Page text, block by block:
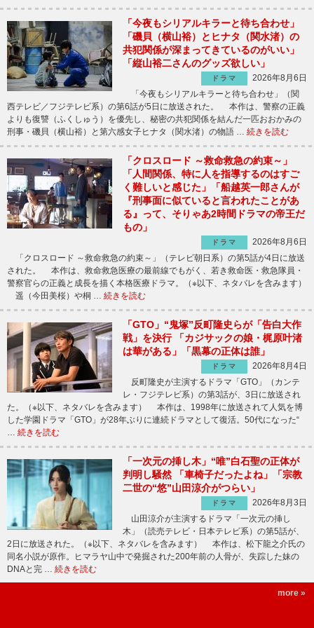
「今夜もシリアルキラーと待ち合わせ」
「磯貝（横山裕）とヒナタ（関水渚）の
共犯関係が深まってきているのがいい」
「縦山裕二さんのグッズ欲しい」
ドラマ
2026年8月6日
「今夜もシリアルキラーと待ち合わせ」（関
西テレビ／フジテレビ系）の第6話が5日に放送された。 本作は、警察の正義
よりも復讐（ふくしゅう）を優先し、秘密の共犯関係を結んだ一匹おおかみの
刑事・磯貝（横山裕）と第六感女子ヒナタ（関水渚）の物語 … 続きを読む
「クロスロード ～救命救急の約束～」
「人間関係、特に人を指導するのはすご
く難しいと感じた」「船越英一郎さんが
『刑事面に似ていると言われたことがあ
る』って、そりゃあ2時間ドラマの帝王だ
もの」
ドラマ
2026年8月6日
「クロスロード ～救命救急の約束～」（テレビ朝日系）の第5話が4日に放送
された。 本作は、救命救急医療の最前線でもがく、若き救命医・救急隊員・
警察官らの正義と成長を描く本格医療ドラマ。（※以下、ネタバレを含みます）
遥（今田美桜）や桐 … 続きを読む
「GTO」“鬼塚”反町隆史らが「告白大作
戦」を決行 「カジサックの娘・梶原叶渚
は華がある」「黒幕の正体は誰」
ドラマ
2026年8月4日
反町隆史が主演するドラマ「GTO」（カンテ
レ・フジテレビ系）の第3話が、3日に放送され
た。（※以下、ネタバレを含みます） 本作は、1998年に放送されて人気を博
した学園ドラマ「GTO」が28年ぶりに連続ドラマとして復活。50代になった“
続きを読む
「一次元の挿し木」“唯”白石聖の正体が
判明し騒然 「車椅子だったよね」「宗教
二世の“悠”山田涼介がつらい」
ドラマ
2026年8月3日
山田涼介が主演するドラマ「一次元の挿し
木」（読売テレビ・日本テレビ系）の第5話が、
2日に放送された。（※以下、ネタバレを含みます） 本作は、松下龍之介氏の
同名小説が原作。ヒマラヤ山中で発掘された200年前の人骨が、失踪した妹の
DNAと完 … 続きを読む
more »